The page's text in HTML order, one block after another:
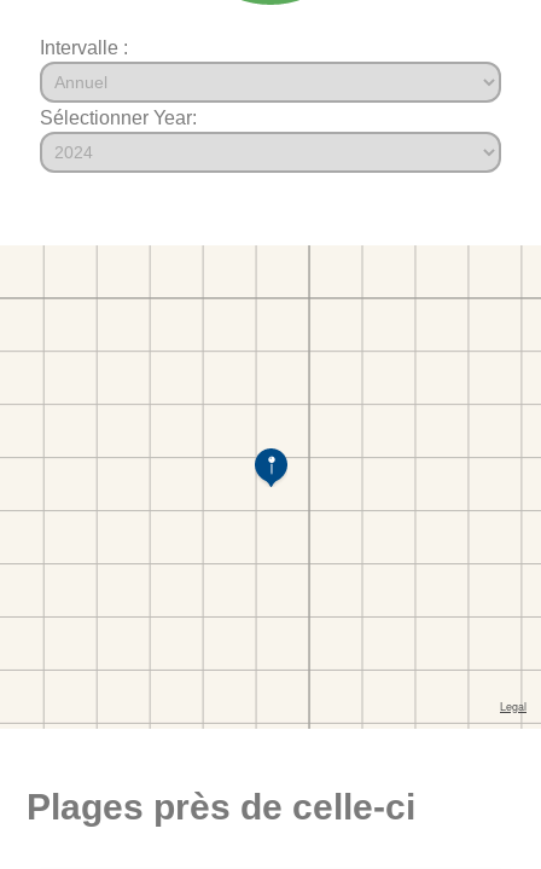
Intervalle :
Sélectionner Year:
Plages près de celle-ci